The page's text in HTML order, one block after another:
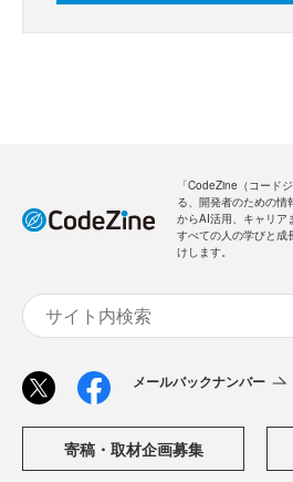
「CodeZine（コード
る、開発者のための情
からAI活用、キャリア
すべての人の学びと成
けします。
メールバックナンバー
寄稿・取材企画募集